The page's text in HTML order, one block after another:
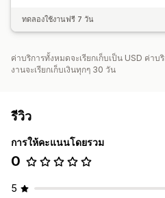
ทดลองใช้งานฟรี 7 วัน
ค่าบริการทั้งหมดจะเรียกเก็บเป็น USD ค่า
งานจะเรียกเก็บเงินทุกๆ 30 วัน
รีวิว
การให้คะแนนโดยรวม
0
5